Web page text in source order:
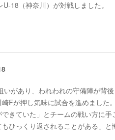
18（神奈川）が対戦しました。
があり、われわれの守備陣が背
Fが押し気味に試合を進めました
きていた」とチームの戦い方に
ひっくり返されることがある」